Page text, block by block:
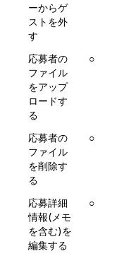
ーからゲ
ストを外
す
応募者の
ファイル
をアップ
ロードす
る
○
応募者の
ファイル
を削除す
る
○
応募詳細
情報(メモ
を含む)を
編集する
○